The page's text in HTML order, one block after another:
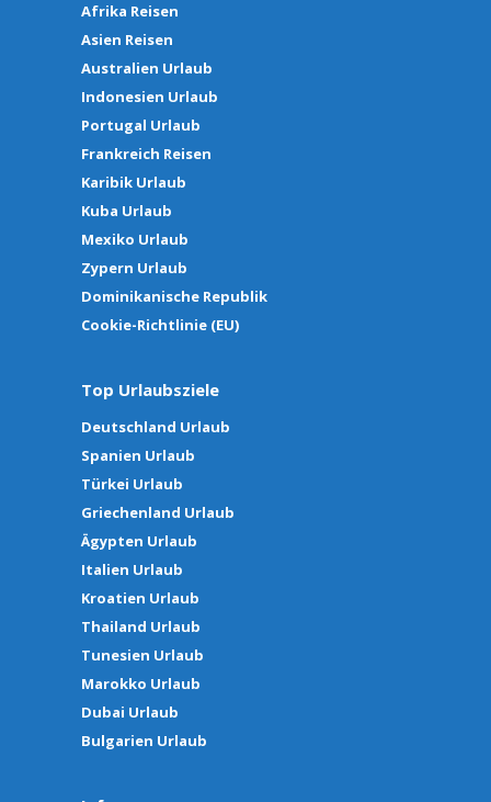
Afrika Reisen
Asien Reisen
Australien Urlaub
Indonesien Urlaub
Portugal Urlaub
Frankreich Reisen
Karibik Urlaub
Kuba Urlaub
Mexiko Urlaub
Zypern Urlaub
Dominikanische Republik
Cookie-Richtlinie (EU)
Top Urlaubsziele
Deutschland Urlaub
Spanien Urlaub
Türkei Urlaub
Griechenland Urlaub
Ägypten Urlaub
Italien Urlaub
Kroatien Urlaub
Thailand Urlaub
Tunesien Urlaub
Marokko Urlaub
Dubai Urlaub
Bulgarien Urlaub